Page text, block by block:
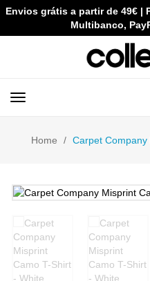
Envios grátis a partir de 49€ |
Multibanco,
Home Carpet